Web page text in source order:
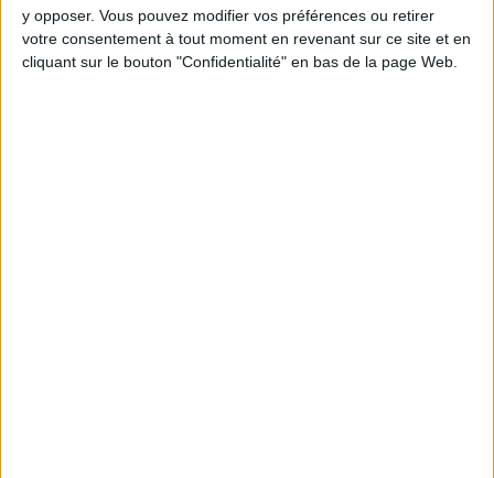
y opposer. Vous pouvez modifier vos préférences ou retirer
votre consentement à tout moment en revenant sur ce site et en
cliquant sur le bouton "Confidentialité" en bas de la page Web.